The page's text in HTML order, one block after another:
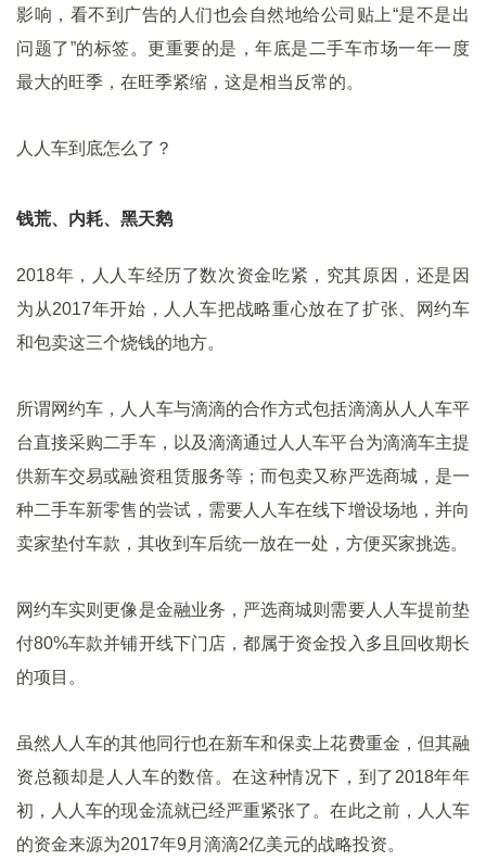
影响，看不到广告的人们也会自然地给公司贴上“是不是出
问题了”的标签。更重要的是，年底是二手车市场一年一度
最大的旺季，在旺季紧缩，这是相当反常的。
人人车到底怎么了？
钱荒、内耗、黑天鹅
2018年，人人车经历了数次资金吃紧，究其原因，还是因
为从2017年开始，人人车把战略重心放在了扩张、网约车
和包卖这三个烧钱的地方。
所谓网约车，人人车与滴滴的合作方式包括滴滴从人人车平
台直接采购二手车，以及滴滴通过人人车平台为滴滴车主提
供新车交易或融资租赁服务等；而包卖又称严选商城，是一
种二手车新零售的尝试，需要人人车在线下增设场地，并向
卖家垫付车款，其收到车后统一放在一处，方便买家挑选。
网约车实则更像是金融业务，严选商城则需要人人车提前垫
付80%车款并铺开线下门店，都属于资金投入多且回收期长
的项目。
虽然人人车的其他同行也在新车和保卖上花费重金，但其融
资总额却是人人车的数倍。在这种情况下，到了2018年年
初，人人车的现金流就已经严重紧张了。在此之前，人人车
的资金来源为2017年9月滴滴2亿美元的战略投资。